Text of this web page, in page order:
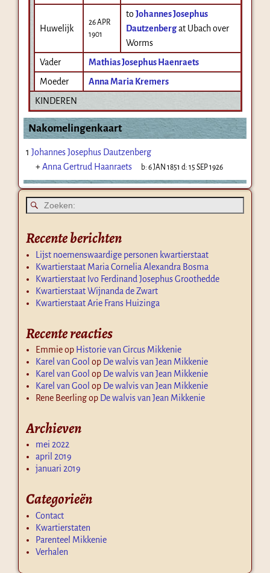
Huwelijk
26 APR
1901
toJohannes Josephus
Dautzenberg at Ubach over
Worms
Vader
Mathias Josephus Haenraets
Moeder
Anna Maria Kremers
KINDEREN
Nakomelingenkaart
1 Johannes Josephus Dautzenberg
+Anna Gertrud Haanraets b:6 JAN 1851 d:15 SEP 1926
Recente berichten
Lijst noemenswaardige personen kwartierstaat
Kwartierstaat Maria Cornelia Alexandra Bosma
Kwartierstaat Ivo Ferdinand Josephus Groothedde
Kwartierstaat Wijnanda de Zwart
Kwartierstaat Arie Frans Huizinga
Recente reacties
Emmieop Historie van Circus Mikkenie
Karel van Gool op De walvis van Jean Mikkenie
Karel van Gool op De walvis van Jean Mikkenie
Karel van Gool op De walvis van Jean Mikkenie
Rene Beerlingop De walvis van Jean Mikkenie
Archieven
mei 2022
april 2019
januari 2019
Categorieën
Contact
Kwartierstaten
Parenteel Mikkenie
Verhalen